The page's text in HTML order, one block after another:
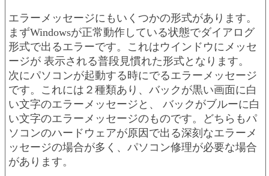
エラーメッセージにもいくつかの形式があります。
まずWindowsが正常動作している状態でダイアログ
形式で出るエラーです。これはウインドウにメッセ
ージが 表示される普段見慣れた形式となります。
次にパソコンが起動する時にでるエラーメッセージ
です。これには２種類あり、バックが黒い画面に白
い文字のエラーメッセージと、 バックがブルーに白
い文字のエラーメッセージのものです。どちらもパ
ソコンのハードウェアが原因で出る深刻なエラーメ
ッセージの場合が多く、パソコン修理が必要な場合
があります。